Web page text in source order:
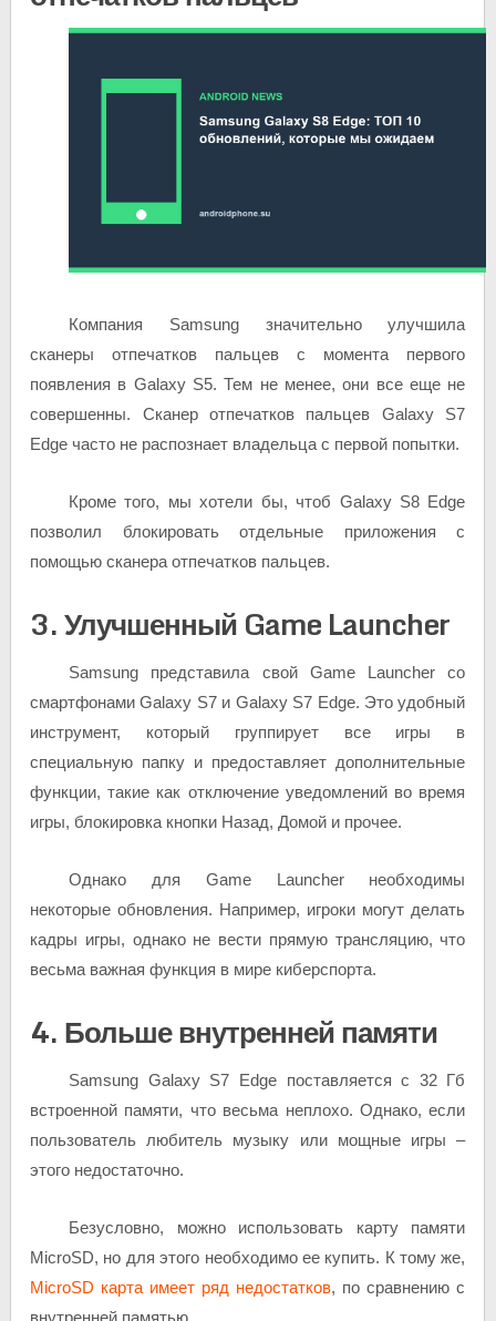
Компания Samsung значительно улучшила
сканеры отпечатков пальцев с момента первого
появления в Galaxy S5. Тем не менее, они все еще не
совершенны. Сканер отпечатков пальцев Galaxy S7
Edge часто не распознает владельца с первой попытки.
Кроме того, мы хотели бы, чтоб Galaxy S8 Edge
позволил блокировать отдельные приложения с
помощью сканера отпечатков пальцев.
3. Улучшенный Game Launcher
Samsung представила свой Game Launcher со
смартфонами Galaxy S7 и Galaxy S7 Edge. Это удобный
инструмент, который группирует все игры в
специальную папку и предоставляет дополнительные
функции, такие как отключение уведомлений во время
игры, блокировка кнопки Назад, Домой и прочее.
Однако для Game Launcher необходимы
некоторые обновления. Например, игроки могут делать
кадры игры, однако не вести прямую трансляцию, что
весьма важная функция в мире киберспорта.
4. Больше внутренней памяти
Samsung Galaxy S7 Edge поставляется с 32 Гб
встроенной памяти, что весьма неплохо. Однако, если
пользователь любитель музыку или мощные игры –
этого недостаточно.
Безусловно, можно использовать карту памяти
MicroSD, но для этого необходимо ее купить. К тому же,
MicroSD карта имеет ряд недостатков, по сравнению с